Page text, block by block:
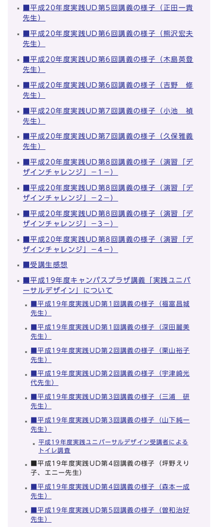
■平成20年度実践UD第5回講義の様子（正田一貴
先生）
■平成20年度実践UD第6回講義の様子（熊沢宏夫
先生）
■平成20年度実践UD第6回講義の様子（木島英登
先生）
■平成20年度実践UD第6回講義の様子（吉野 修
先生）
■平成20年度実践UD第7回講義の様子（小池 禎
先生）
■平成20年度実践UD第7回講義の様子（久保雅義
先生）
■平成20年度実践UD第8回講義の様子（演習「デ
ザインチャレンジ」－1－）
■平成20年度実践UD第8回講義の様子（演習「デ
ザインチャレンジ」－2－）
■平成20年度実践UD第8回講義の様子（演習「デ
ザインチャレンジ」－3－）
■平成20年度実践UD第8回講義の様子（演習「デ
ザインチャレンジ」－4－）
■受講生感想
■平成19年度キャンパスプラザ講義「実践ユニバ
ーサルデザイン」について
■平成19年度実践UD第1回講義の様子（福富昌城
先生）
■平成19年度実践UD第1回講義の様子（深田麗美
先生）
■平成19年度実践UD第2回講義の様子（栗山裕子
先生）
■平成19年度実践UD第2回講義の様子（宇津崎光
代先生）
■平成19年度実践UD第3回講義の様子（三浦 研
先生）
■平成19年度実践UD第3回講義の様子（山下純一
先生）
平成19年度実践ユニバーサルデザイン受講者による
トイレ調査
■平成19年度実践UD第4回講義の様子（坪野えり
子、エニー先生）
■平成19年度実践UD第4回講義の様子（森本一成
先生）
■平成19年度実践UD第5回講義の様子（曽和治好
先生）